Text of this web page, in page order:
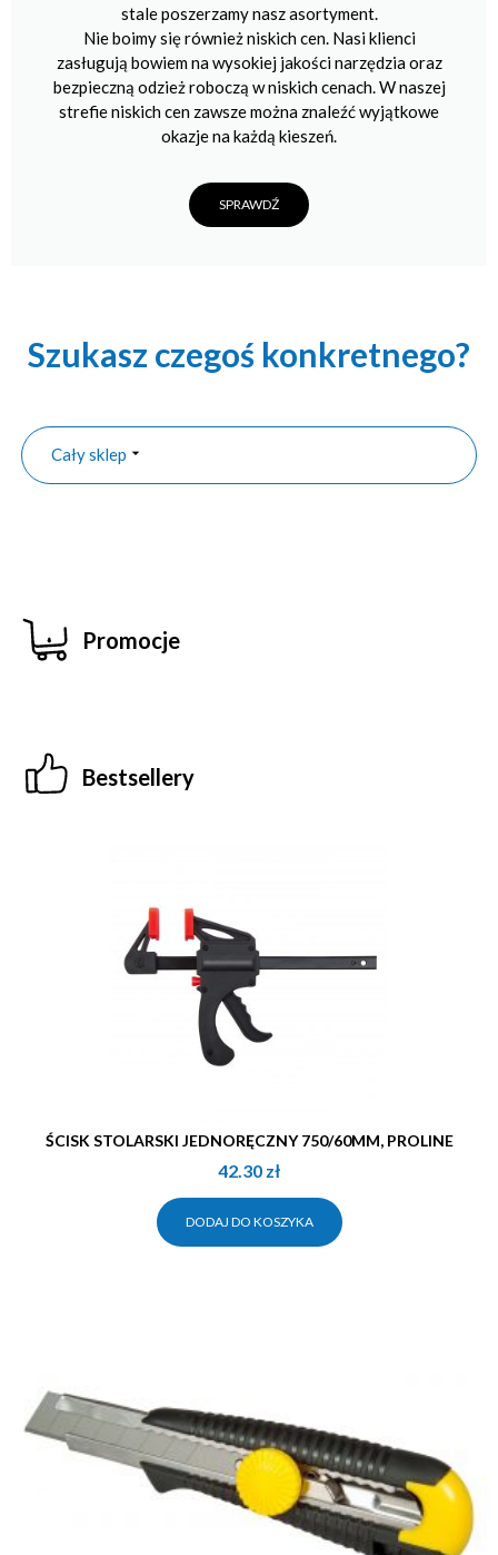
stale poszerzamy nasz asortyment.
Nie boimy się również niskich cen. Nasi klienci
zasługują bowiem na wysokiej jakości narzędzia oraz
bezpieczną odzież roboczą w niskich cenach. W naszej
strefie niskich cen zawsze można znaleźć wyjątkowe
okazje na każdą kieszeń.
SPRAWDŹ
Szukasz czegoś konkretnego?
Cały sklep
Promocje
Bestsellery
ŚCISK STOLARSKI JEDNORĘCZNY 750/60MM, PROLINE
42.30 zł
DODAJ DO KOSZYKA